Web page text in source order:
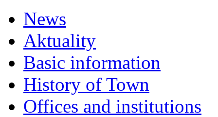
News
Aktuality
Basic information
History of Town
Offices and institutions